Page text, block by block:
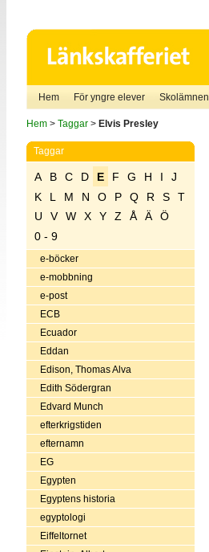
Hem För yngre elever Skolämnen
Hem> Taggar> Elvis Presley
Taggar
A B C D E F G H I
J
K
L M N O P Q R S
T
U
V W X Y Z Å Ä
Ö
0 - 9
e-böcker
e-mobbning
e-post
ECB
Ecuador
Eddan
Edison, Thomas Alva
Edith Södergran
Edvard Munch
efterkrigstiden
efternamn
EG
Egypten
Egyptens historia
egyptologi
Eiffeltornet